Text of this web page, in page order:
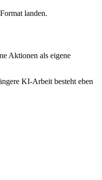
landen.
Aktionen als eigene
KI-Arbeit besteht eben